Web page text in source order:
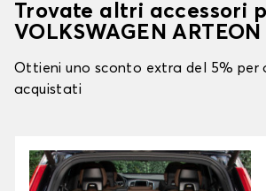
Trovate altri accessori
VOLKSWAGEN ARTEON
Ottieni uno sconto extra del 5% per
acquistati